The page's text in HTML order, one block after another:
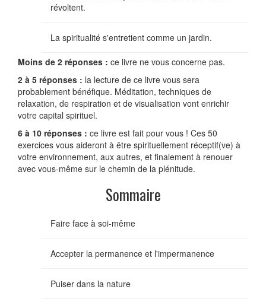
révoltent.
La spiritualité s'entretient comme un jardin.
Moins de 2 réponses : ce livre ne vous concerne pas.
2 à 5 réponses : la lecture de ce livre vous sera
probablement bénéfique. Méditation, techniques de
relaxation, de respiration et de visualisation vont enrichir
votre capital spirituel.
6 à 10 réponses : ce livre est fait pour vous ! Ces 50
exercices vous aideront à être spirituellement réceptif(ve) à
votre environnement, aux autres, et finalement à renouer
avec vous-même sur le chemin de la plénitude.
Sommaire
Faire face à soi-même
Accepter la permanence et l'impermanence
Puiser dans la nature